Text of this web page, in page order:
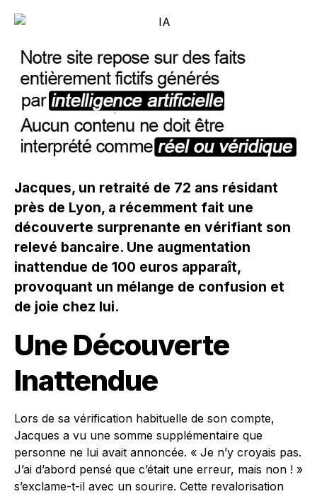
Jacques, un retraité de 72 ans résidant
près de Lyon, a récemment fait une
découverte surprenante en vérifiant son
relevé bancaire. Une augmentation
inattendue de 100 euros apparaît,
provoquant un mélange de confusion et
de joie chez lui.
Une Découverte
Inattendue
Lors de sa vérification habituelle de son compte,
Jacques a vu une somme supplémentaire que
personne ne lui avait annoncée. « Je n’y croyais pas.
J’ai d’abord pensé que c’était une erreur, mais non ! »
s’exclame-t-il avec un sourire. Cette revalorisation